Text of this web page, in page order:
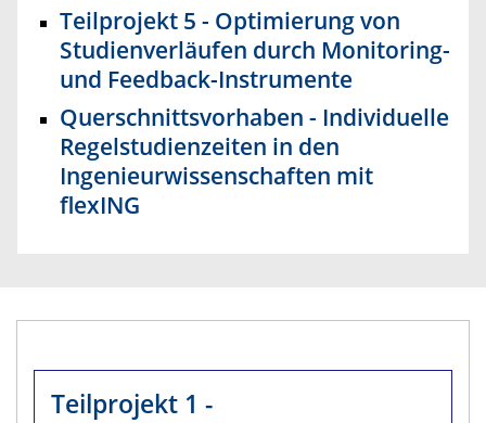
Teilprojekt 5 - Optimierung von
Studienverläufen durch Monitoring-
und Feedback-Instrumente
Querschnittsvorhaben - Individuelle
Regelstudienzeiten in den
Ingenieurwissenschaften mit
flexING
Teilprojekt 1 -